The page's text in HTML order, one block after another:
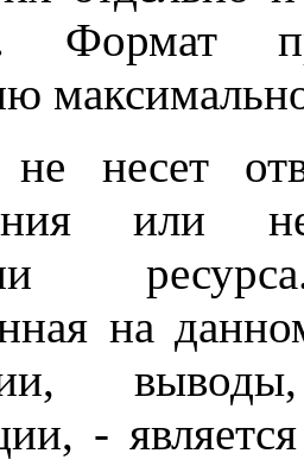
Формат
не несет
или
на
-